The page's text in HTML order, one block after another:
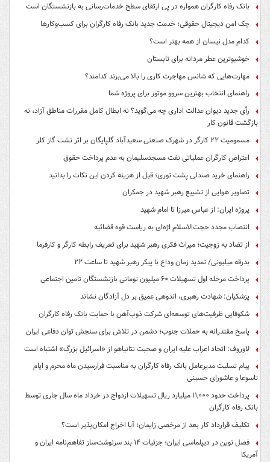
بانک رفاه کارگران همواره در پی ارتقای سطح خدمات‌رسانی به بازنشستگان است
چک امن دیجیتال حقوقی؛ خدمت جدید بانک رفاه کارگران برای کسب‌وکارها
کدام مدل نیسان از همه بهتر است؟
خوشبوترین عطر مردانه برای تابستان
مهارت‌هایی که شانس مهاجرت کاری را بالا می‌برند کدامند؟
راهنمای انتخاب بهترین سروو موتور برای پروژه شما
رأی جدید دیوان عدالت اداری چه می‌گوید؟ نه ابطال کامل مقررات مناطق آزاد، نه
بازگشت قانون کار
مسمومیت ۲۲ کارگر در شهرک صنعتی سعیدآباد گلپایگان بر اثر نشت گاز کلر
اعتراض کارگران عملیاتی نفت مسجدسلیمان به عدم پرداخت حقوق
راهنمای خرید صندلی پشت توری؛ قبل از هزینه کردن این نکات را بدانید
تصاویر هوایی از تشییع رهبر شهید در جمکران
پروژه ایران: از عباس میرزا تا امام شهید
انتصاب مجدد حجت‌الاسلام اژه‌ای به ریاست قوه‌ قضائیه
از تضاد به زوجیت؛ میراث فکری رهبر شهید برای تعریف رابطه کارگر و کارفرما
بدرقه میلیونی/ تمدید زمان وداع با پیکر رهبر شهید تا ساعت ۲۲
پرداخت مرحله اول تسهیلات ۶۰ میلیون تومانی بازنشستگان تامین اجتماعی
پزشکیان: شهادت رهبری، اندوهی عمیق بر دل آزادگان نشاند
شکوفایی ظرفیت‌های توسعه‌ای شرکت ذوب‌آهن با حمایت‌ بانک رفاه کارگران
پاسخ مقتدرانه به حملات جنوب؛ دشمن در تلاش برای سنجش توان دفاعی ایران
لاوروف: اتحاد اعراب علیه ایران و صحبت نتانیاهو از «اسرائیل بزرگ» اشتباه است
پیام تسلیت مدیرعامل بانک رفاه کارگران به مناسبت فرارسیدن ماه محرم و ایام
تاسوعا و عاشورای حسینی
پرداخت حدود ۱۱,۰۰۰ میلیارد ریال تسهیلات ازدواج در خرداد ماه سال جاری توسط
بانک رفاه کارگران
تکلیف قرارداد کار بعد از مرخصی زایمان؛ آیا اخراج امکان‌پذیر است؟
فصل نوین در دیپلماسی ایران؛ جزئیات ۱۴ بند سرنوشت‌ساز تفاهم‌نامه ایران و
آمریکا